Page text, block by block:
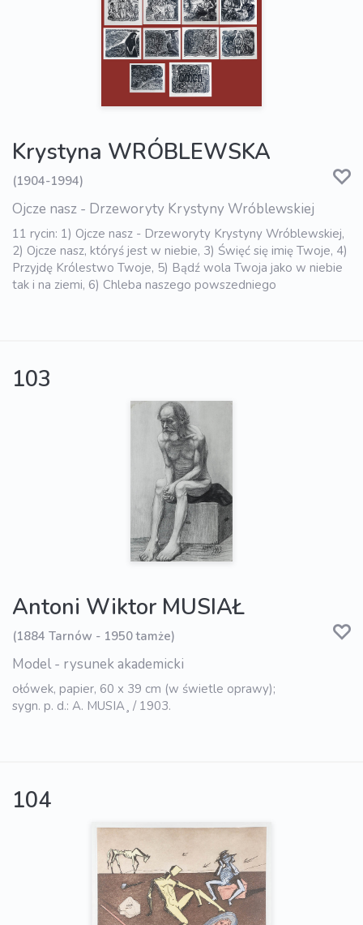
Krystyna WRÓBLEWSKA
(1904-1994)
Ojcze nasz - Drzeworyty Krystyny Wróblewskiej
11 rycin: 1) Ojcze nasz - Drzeworyty Krystyny Wróblewskiej,
2) Ojcze nasz, któryś jest w niebie, 3) Święć się imię Twoje, 4)
Przyjdę Królestwo Twoje, 5) Bądź wola Twoja jako w niebie
tak i na ziemi, 6) Chleba naszego powszedniego
103
Antoni Wiktor MUSIAŁ
(1884 Tarnów - 1950 tamże)
Model - rysunek akademicki
ołówek, papier, 60 x 39 cm (w świetle oprawy);
sygn. p. d.: A. MUSIA¸ / 1903.
104